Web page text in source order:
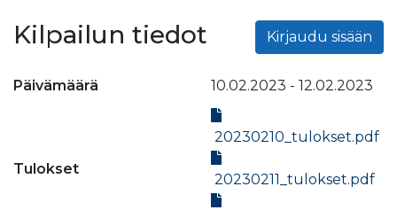
Kirjaudu sisään
Kilpailun tiedot
Päivämäärä 10.02.2023 - 12.02.2023
Tulokset
20230210_tulokset.pdf
20230211_tulokset.pdf